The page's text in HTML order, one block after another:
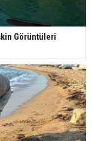
Görüntüleri